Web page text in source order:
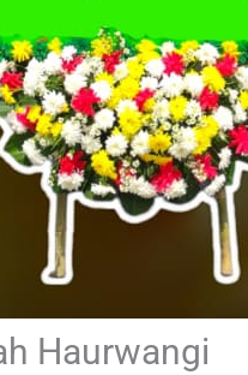
Haurwangi